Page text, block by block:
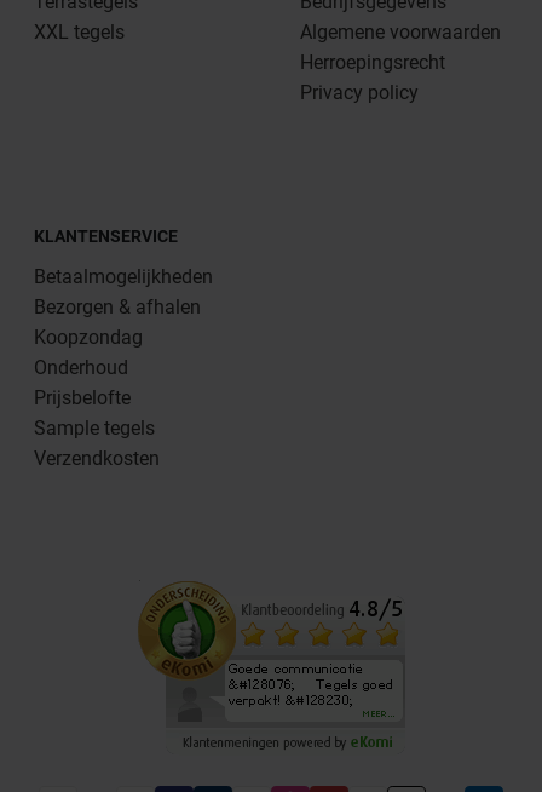
XXL tegels
Algemene voorwaarden
Herroepingsrecht
Privacy policy
KLANTENSERVICE
Betaalmogelijkheden
Bezorgen & afhalen
Koopzondag
Onderhoud
Prijsbelofte
Sample tegels
Verzendkosten